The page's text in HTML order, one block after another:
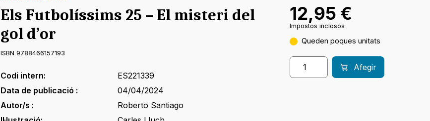
Els Futbolíssims 25 – El misteri del
gol d’or
ISBN 9788466157193
Codi intern:
ES221339
Data de publicació :
04/04/2024
Autor/s :
Roberto Santiago
12,95 €
Impostos inclosos
Queden poques unitats
Afegir